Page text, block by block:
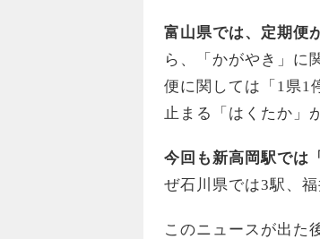
富山県では、定期便
ら、「かがやき」に
便に関しては「1県1
止まる「はくたか」
今回も新高岡駅では
ぜ石川県では3駅、
このニュースが出た